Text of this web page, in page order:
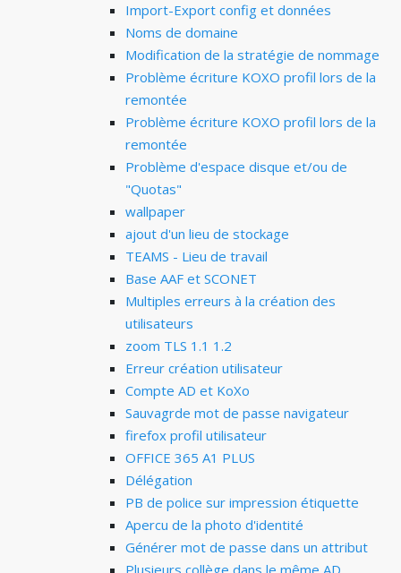
Import-Export config et données
Noms de domaine
Modification de la stratégie de nommage
Problème écriture KOXO profil lors de la
remontée
Problème écriture KOXO profil lors de la
remontée
Problème d'espace disque et/ou de
"Quotas"
wallpaper
ajout d'un lieu de stockage
TEAMS - Lieu de travail
Base AAF et SCONET
Multiples erreurs à la création des
utilisateurs
zoom TLS 1.1 1.2
Erreur création utilisateur
Compte AD et KoXo
Sauvagrde mot de passe navigateur
firefox profil utilisateur
OFFICE 365 A1 PLUS
Délégation
PB de police sur impression étiquette
Apercu de la photo d'identité
Générer mot de passe dans un attribut
Plusieurs collège dans le même AD